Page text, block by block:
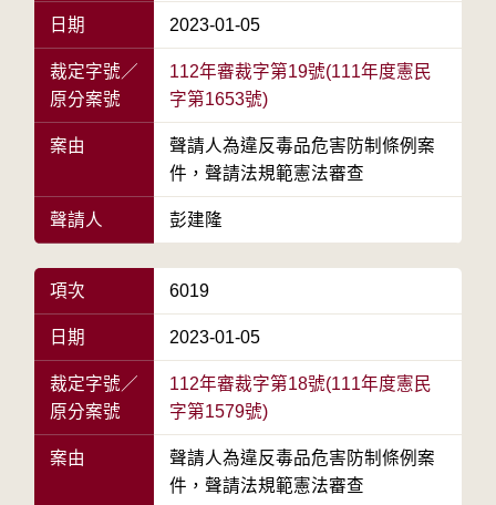
日期 2023-01-05
裁定字號／
原分案號
112年審裁字第19號(111年度憲民
字第1653號)
案由
聲請人為違反毒品危害防制條例案
件，聲請法規範憲法審查
聲請人 彭建隆
項次 6019
日期 2023-01-05
裁定字號／
原分案號
112年審裁字第18號(111年度憲民
字第1579號)
案由
聲請人為違反毒品危害防制條例案
件，聲請法規範憲法審查